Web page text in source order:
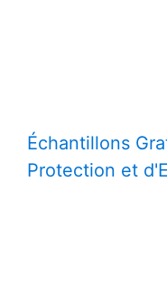
Échantillons
Protection et